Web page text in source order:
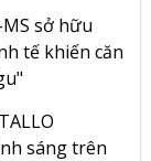
sở hữu
tế khiến căn
sáng trên